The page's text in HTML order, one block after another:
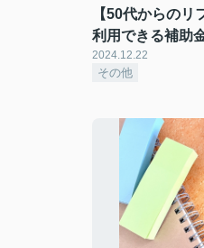
【50代からの
利用できる補助
2024.12.22
その他